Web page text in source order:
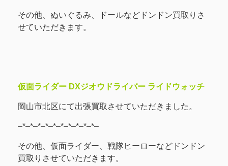
その他、ぬいぐるみ、ドールなどドンドン買取りさ
せていただきます。
仮面ライダー DXジオウドライバー ライドウォッチ
岡山市北区にて出張買取させていただきました。
–*–*–*–*–*–*–*–*–*–*–
その他、仮面ライダー、戦隊ヒーローなどドンドン
買取りさせていただきます。